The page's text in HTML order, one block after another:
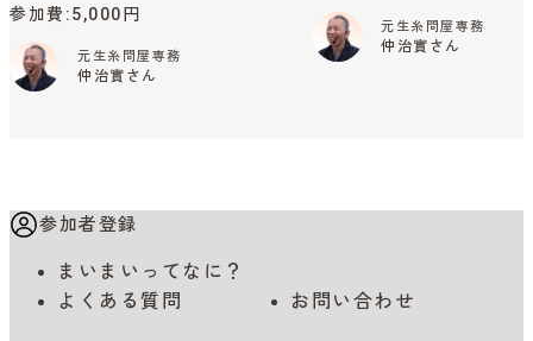
参加費 5,000円
元生糸問屋専務
仲治實さん
元生糸問屋専務
仲治實さん
参加者登録
まいまいってなに？
よくある質問
お問い合わせ